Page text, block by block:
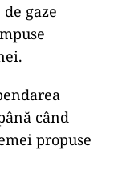
gaze
când
propuse